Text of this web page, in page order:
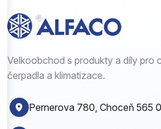
Velkoobchod s produkty a díly pro
čerpadla a klimatizace.
Pernerova 780, Choceň 565